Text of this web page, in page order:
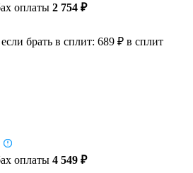
оплаты 2 754 ₽
брать в сплит: 689 ₽ в сплит
оплаты 4 549 ₽